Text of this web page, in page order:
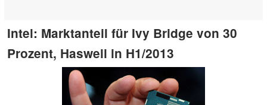
Intel: Marktanteil für Ivy Bridge von 30
Prozent, Haswell in H1/2013